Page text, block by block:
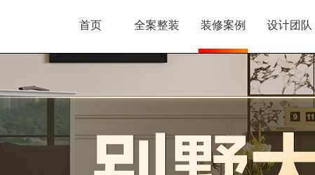
首页 全案整装 装修案例 设计团队